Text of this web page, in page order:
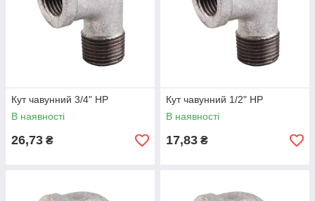
Кут чавунний 3/4" НР
В наявності
26,73 ₴
Кут чавунний 1/2" НР
В наявності
17,83 ₴